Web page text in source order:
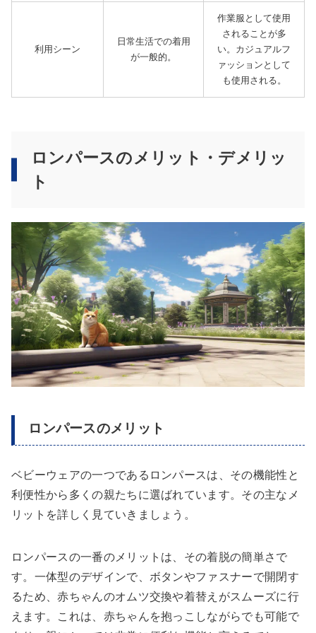
利用シーン
日常生活での着用
が一般的。
作業服として使用
されることが多
い。カジュアルフ
ァッションとして
も使用される。
ロンパースのメリット・デメリッ
ト
ロンパースのメリット
ベビーウェアの一つであるロンパースは、その機能性と
利便性から多くの親たちに選ばれています。その主なメ
リットを詳しく見ていきましょう。
ロンパースの一番のメリットは、その着脱の簡単さで
す。一体型のデザインで、ボタンやファスナーで開閉す
るため、赤ちゃんのオムツ交換や着替えがスムーズに行
えます。これは、赤ちゃんを抱っこしながらでも可能で